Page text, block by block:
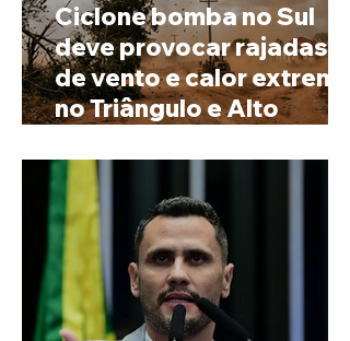
Ciclone bomba no Sul
deve provocar rajadas
de vento e calor extremo
no Triângulo e Alto